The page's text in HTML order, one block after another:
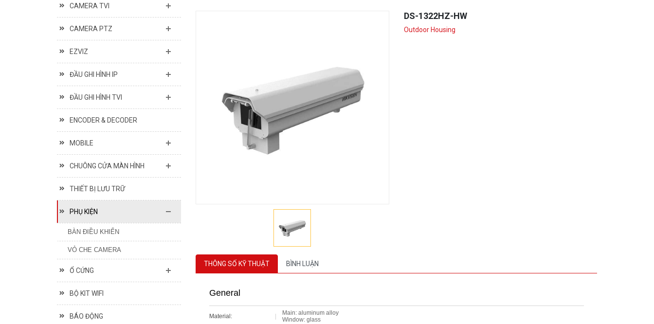
DS-1322HZ-HW
Outdoor Housing
THÔNG SỐ KỸ THUẬT BÌNH LUẬN
General
Material:
Main: aluminum alloy
Window: glass
CAMERA TVI
CAMERA PTZ
EZVIZ
ĐẦU GHI HÌNH IP
ĐẦU GHI HÌNH TVI
ENCODER & DECODER
MOBILE
CHUÔNG CỬA MÀN HÌNH
THIẾT BỊ LƯU TRỮ
PHỤ KIỆN
BÀN ĐIỀU KHIỂN
VỎ CHE CAMERA
Ổ CỨNG
BỘ KIT WIFI
BÁO ĐỘNG